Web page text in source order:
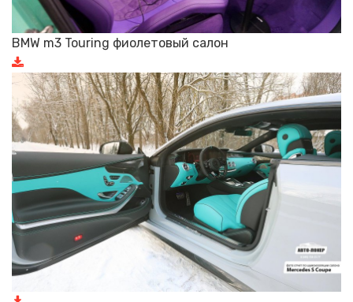
BMW m3 Touring фиолетовый салон